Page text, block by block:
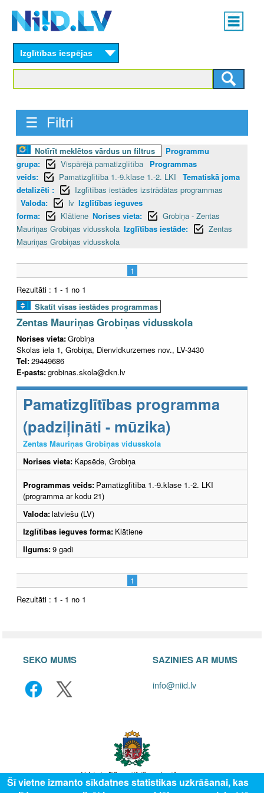
content
Main
menu
Izglītības iespējas
☰ Filtri
Notīrīt meklētos vārdus un filtrus
Programmu
grupa:
Vispārējā pamatizglītība
Programmas
veids:
Pamatizglītība 1.-9.klase 1.-2. LKI
Tematiskā joma
detalizēti :
Izglītības iestādes izstrādātas programmas
Valoda:
lv Izglītības ieguves
forma:
Klātiene Norises vieta:
Grobiņa - Zentas
Mauriņas Grobiņas vidusskola Izglītības iestāde:
Zentas
Mauriņas Grobiņas vidusskola
1
Rezultāti : 1 - 1 no 1
Skatīt visas iestādes programmas
Zentas Mauriņas Grobiņas vidusskola
Norises vieta:Grobiņa
Skolas iela 1, Grobiņa, Dienvidkurzemes nov., LV-3430
Tel:29449686
E-pasts:grobinas.skola@dkn.lv
Pamatizglītības programma
(padziļināti - mūzika)
Zentas Mauriņas Grobiņas vidusskola
Norises vieta: Kapsēde, Grobiņa
Programmas veids: Pamatizglītība 1.-9.klase 1.-2. LKI
(programma ar kodu 21)
Valoda:latviešu (LV)
Izglītības ieguves forma: Klātiene
Ilgums:9 gadi
1
Rezultāti : 1 - 1 no 1
SEKO MUMS SAZINIES AR MUMS
info@niid.lv
Šī vietne izmanto sīkdatnes statistikas uzkrāšanai, kas